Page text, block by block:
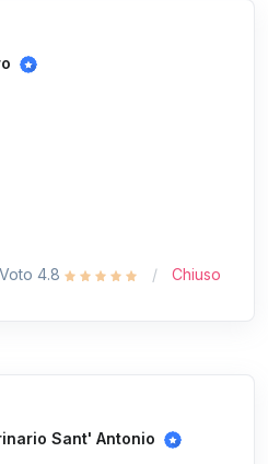
Voto 4.8 Chiuso
Sant' Antonio